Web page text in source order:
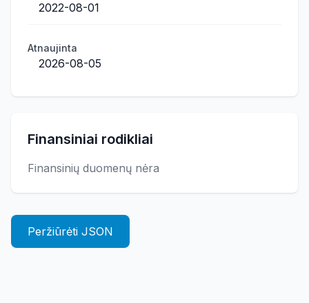
2022-08-01
Atnaujinta
2026-08-05
Finansiniai rodikliai
Finansinių duomenų nėra
Peržiūrėti JSON